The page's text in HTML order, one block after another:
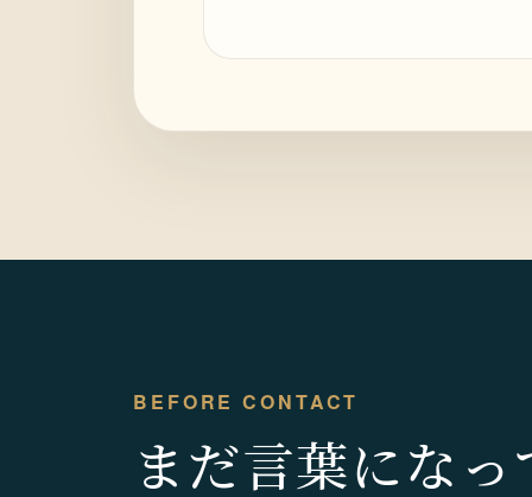
BEFORE CONTACT
まだ言葉になっ